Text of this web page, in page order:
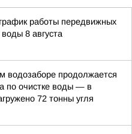
работы передвижных
8 августа
водозаборе продолжается
по очистке воды — в
72 тонны угля